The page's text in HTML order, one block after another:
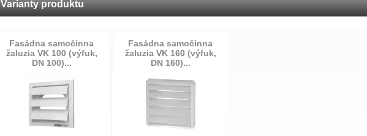
Varianty produktu
Fasádna samočinna
žaluzia VK 100 (výfuk,
DN 100)...
Fasádna samočinna
žaluzia VK 160 (výfuk,
DN 160)...